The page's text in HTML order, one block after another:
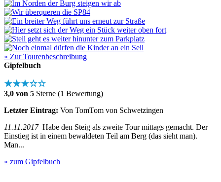
« Zur Tourenbeschreibung
Gipfelbuch
★★★☆☆
3,0 von 5 Sterne (1 Bewertung)
Letzter Eintrag: Von TomTom von Schwetzingen
11.11.2017Habe den Steig als zweite Tour mittags gemacht. Der
Einstieg ist in einem bewaldeten Teil am Berg (das sieht man).
Man...
» zum Gipfelbuch